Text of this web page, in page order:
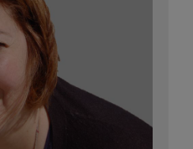
el desarrollo de la
en el ciclo vital y
de educación para
Ha colaborado con
para la revista